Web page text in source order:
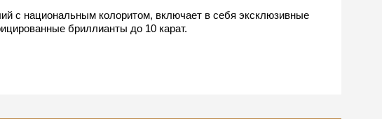
с национальным колоритом, включает в себя эксклюзивные
бриллианты до 10 карат.